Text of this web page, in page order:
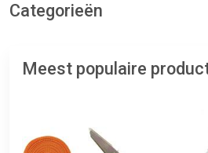
Categorieën
Meest populaire